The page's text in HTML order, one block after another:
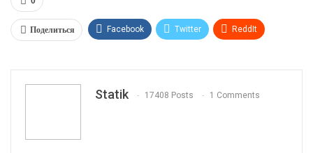
Поделиться Facebook Twitter ReddIt
Statik 17408 Posts 1 Comments